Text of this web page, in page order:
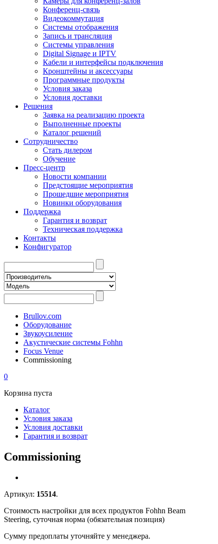
Конференц-связь
Видеокоммутация
Системы отображения
Запись и трансляция
Системы управления
Digital Signage и IPTV
Кабели и интерфейсы подключения
Кронштейны и аксессуары
Программные продукты
Условия заказа
Условия доставки
Решения
Заявка на реализацию проекта
Выполненные проекты
Каталог решений
Сотрудничество
Стать дилером
Обучение
Пресс-центр
Новости компании
Предстоящие мероприятия
Прошедшие мероприятия
Новинки оборудования
Поддержка
Гарантия и возврат
Техническая поддержка
Контакты
Конфигуратор
Brullov.com
Оборудование
Звукоусиление
Акустические системы Fohhn
Focus Venue
Commissioning
0
Корзина пуста
Каталог
Условия заказа
Условия доставки
Гарантия и возврат
Commissioning
Артикул: 15514.
Стоимость настройки для всех продуктов Fohhn Beam
Steering, суточная норма (обязательная позиция)
Сумму предоплаты уточняйте у менеджера.